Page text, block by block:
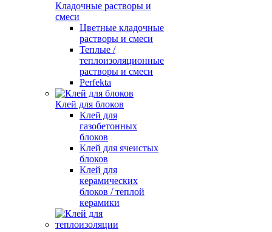
Кладочные растворы и
смеси
Цветные кладочные
растворы и смеси
Теплые /
теплоизоляционные
растворы и смеси
Perfekta
Клей для блоков
Клей для
газобетонных
блоков
Клей для ячеистых
блоков
Клей для
керамических
блоков / теплой
керамики